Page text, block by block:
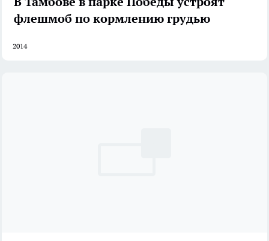
флешмоб по кормлению грудью
2014